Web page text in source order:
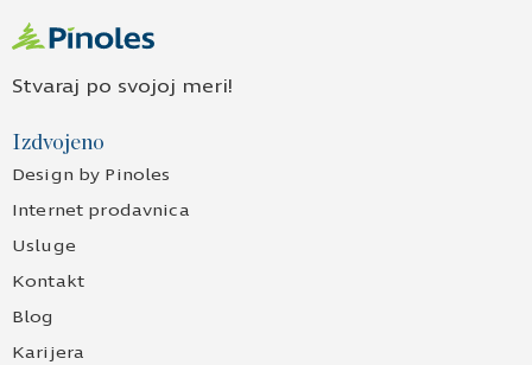
Stvaraj po svojoj meri!
Izdvojeno
Design by Pinoles
Internet prodavnica
Usluge
Kontakt
Blog
Karijera